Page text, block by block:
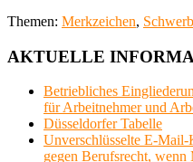
Themen: Merkzeichen,
AKTUELLE
Betriebliches
für Arbeitnehmer und
Düsseldorfer Tabelle
Unverschlüsselte E-
gegen Berufsrecht, wenn